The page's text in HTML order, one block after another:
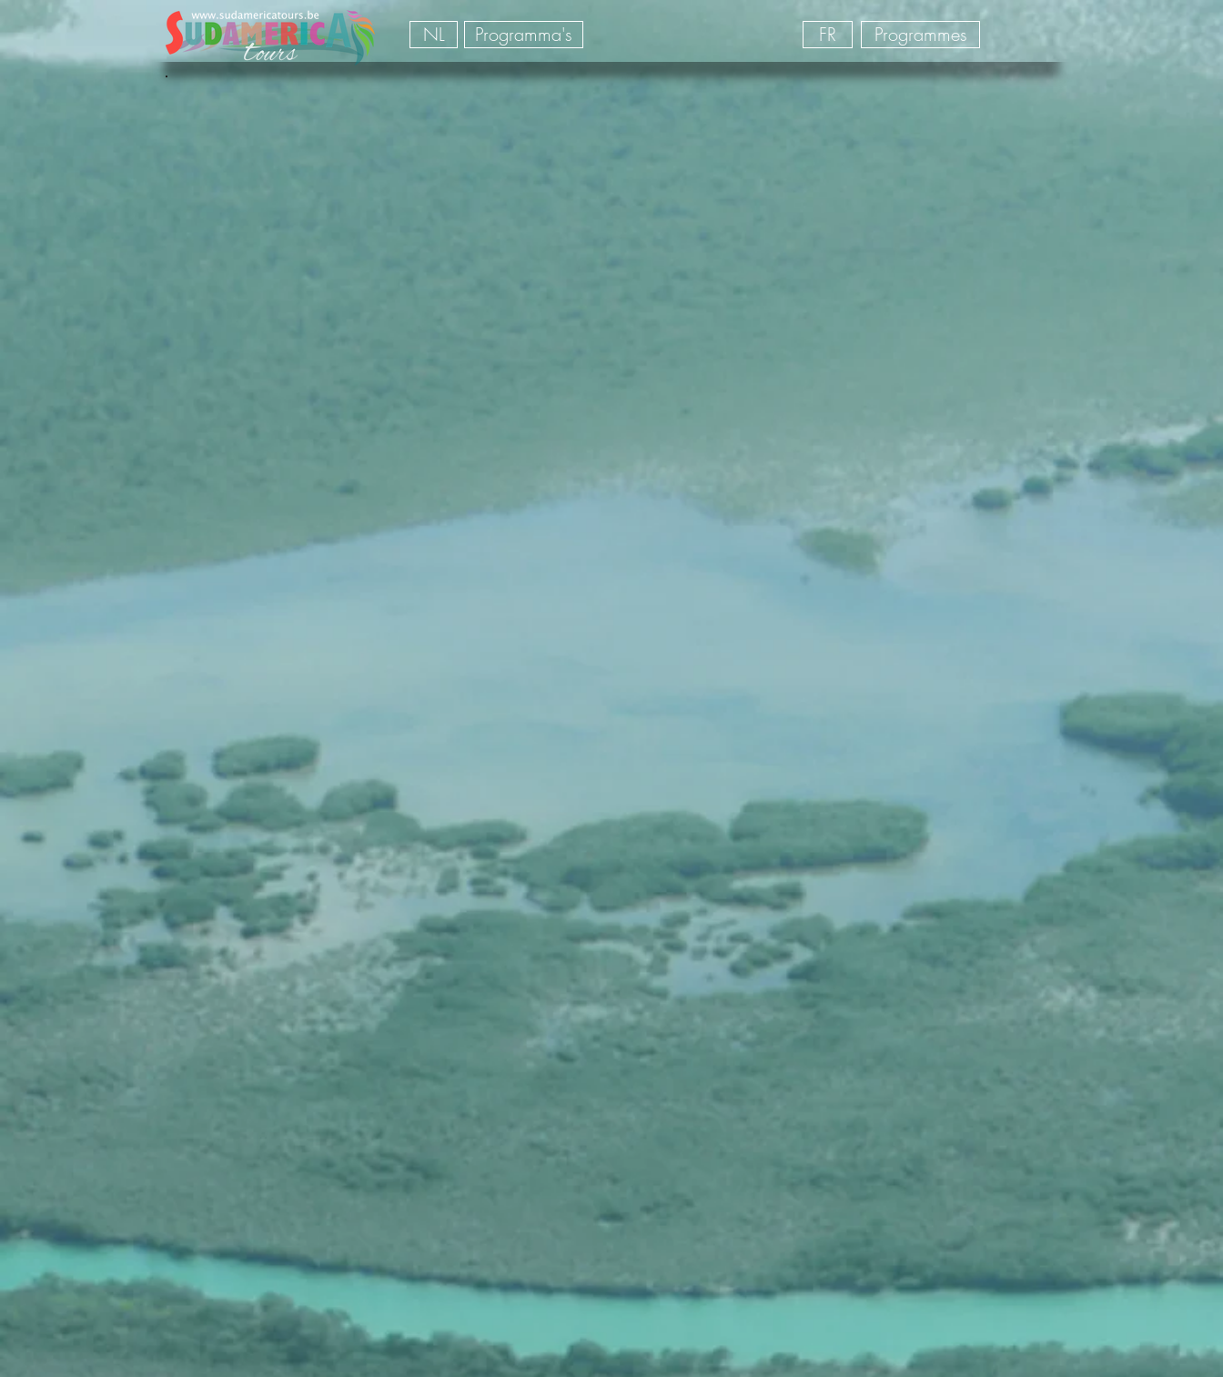
NL Programma's FR Programmes
Sudamerica Tours/ FR Nos Voyages/ Brésil/ Circuits individuels Brésil